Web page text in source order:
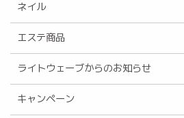
ネイル
エステ商品
ライトウェーブからのお知らせ
キャンペーン